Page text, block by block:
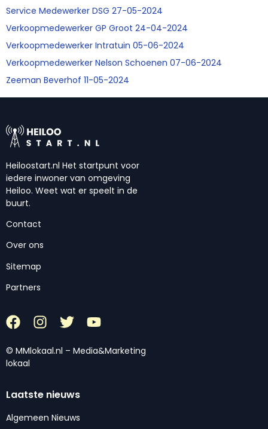
Service Medewerker DSG 27-05-2024
Verkoopmedewerker GP Groot 24-04-2024
Verkoopmedewerker Intratuin 05-06-2024
Verkoopmedewerker Nelson Schoenen 07-06-2024
Zeeman Beverhof 11-05-2024
Heiloostart.nl Het startpunt voor
iedere inwoner van omgeving
Heiloo. Weet wat er speelt in de
buurt.
Contact
Over ons
Sitemap
Partners
© MMlokaal.nl – Media&Marketing
lokaal
Laatste nieuws
Algemeen Nieuws